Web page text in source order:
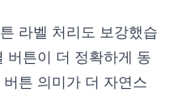
라벨 처리도 보강했습
버튼이 더 정확하게 동
튼 의미가 더 자연스